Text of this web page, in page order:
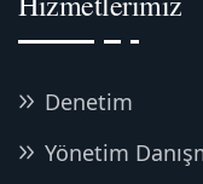
Denetim
Yönetim